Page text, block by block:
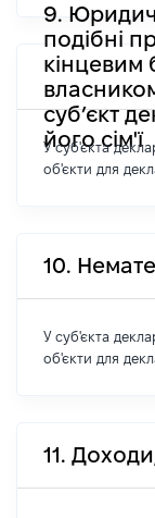
9.
подібні
кінцевим
суб’єкт
його сім'ї
У суб'єкта
об'єкти для
10.
У суб'єкта
об'єкти для
11.